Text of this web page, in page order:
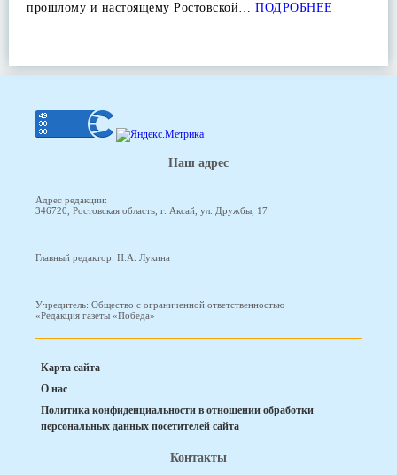
прошлому и настоящему Ростовской… ПОДРОБНЕЕ
Наш адрес
Адрес редакции:
346720, Ростовская область, г. Аксай, ул. Дружбы, 17
Главный редактор: Н.А. Лукина
Учредитель: Общество с ограниченной ответственностью
«Редакция газеты «Победа»
Карта сайта
О нас
Политика конфиденциальности в отношении обработки
персональных данных посетителей сайта
Контакты